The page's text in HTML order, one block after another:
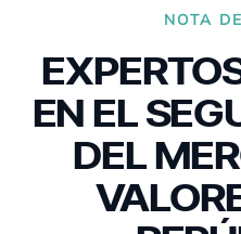
NOTA
EN EL
DEL